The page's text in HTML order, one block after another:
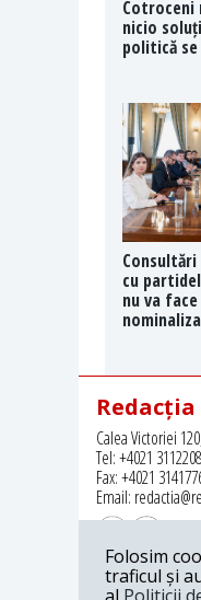
Cotroceni
nicio
politică
cu
nu va
Redacția
Calea Victoriei
Tel: +4021 3112208
Fax: +4021
Email:
Folosim
traficul și